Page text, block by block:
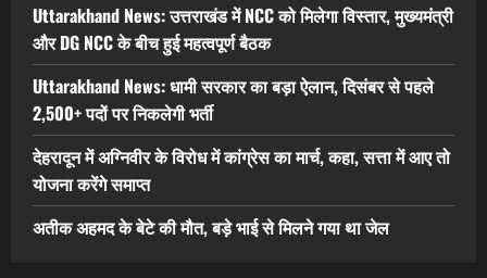
Uttarakhand News: उत्तराखंड में NCC को मिलेगा विस्तार, मुख्यमंत्री
और DG NCC के बीच हुई महत्वपूर्ण बैठक
Uttarakhand News: धामी सरकार का बड़ा ऐलान, दिसंबर से पहले
2,500+ पदों पर निकलेगी भर्ती
देहरादून में अग्निवीर के विरोध में कांग्रेस का मार्च, कहा, सत्ता में आए तो
योजना करेंगे समाप्त
अतीक अहमद के बेटे की मौत, बड़े भाई से मिलने गया था जेल